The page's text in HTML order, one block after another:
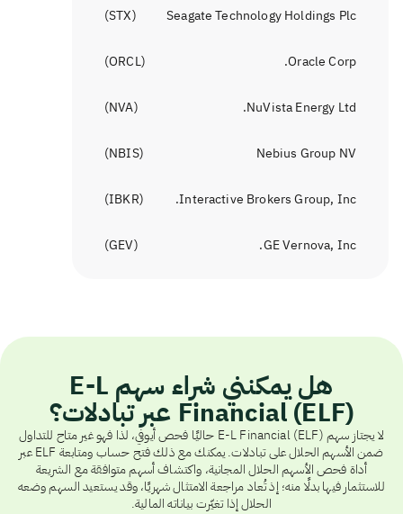
Seagate Technology Holdings Plc
(
STX
)
Oracle Corp.
(
ORCL
)
NuVista Energy Ltd.
(
NVA
)
Nebius Group NV
(
NBIS
)
Interactive Brokers Group, Inc.
(
IBKR
)
GE Vernova, Inc.
(
GEV
)
هل يمكنني شراء سهم E-L
Financial (ELF) عبر تبادلات؟
لا يجتاز سهم E-L Financial (ELF) حاليًا فحص أيوفي، لذا فهو غير متاح للتداول
ضمن الأسهم الحلال على تبادلات. يمكنك مع ذلك فتح حساب ومتابعة ELF عبر
أداة فحص الأسهم الحلال المجانية، واكتشاف أسهم متوافقة مع الشريعة
للاستثمار فيها بدلًا منه؛ إذ تُعاد مراجعة الامتثال شهريًا، وقد يستعيد السهم وضعه
الحلال إذا تغيّرت بياناته المالية.